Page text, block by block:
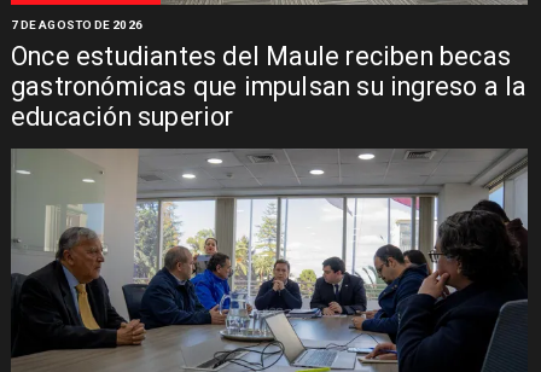
Once estudiantes del Maule reciben becas
gastronómicas que impulsan su ingreso a la
educación superior
7 DE AGOSTO DE 2026